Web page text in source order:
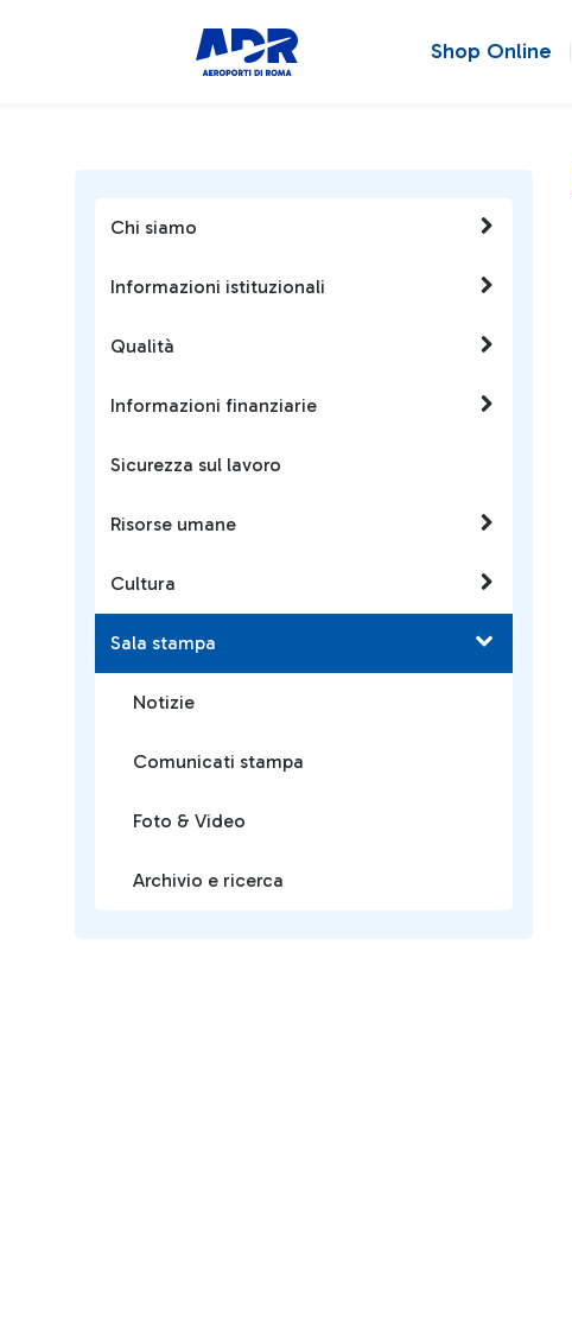
Shop Online
Chi siamo
Informazioni istituzionali
Qualità
Informazioni finanziarie
Sicurezza sul lavoro
Risorse umane
Cultura
Sala stampa
Notizie
Comunicati stampa
Foto & Video
Archivio e ricerca